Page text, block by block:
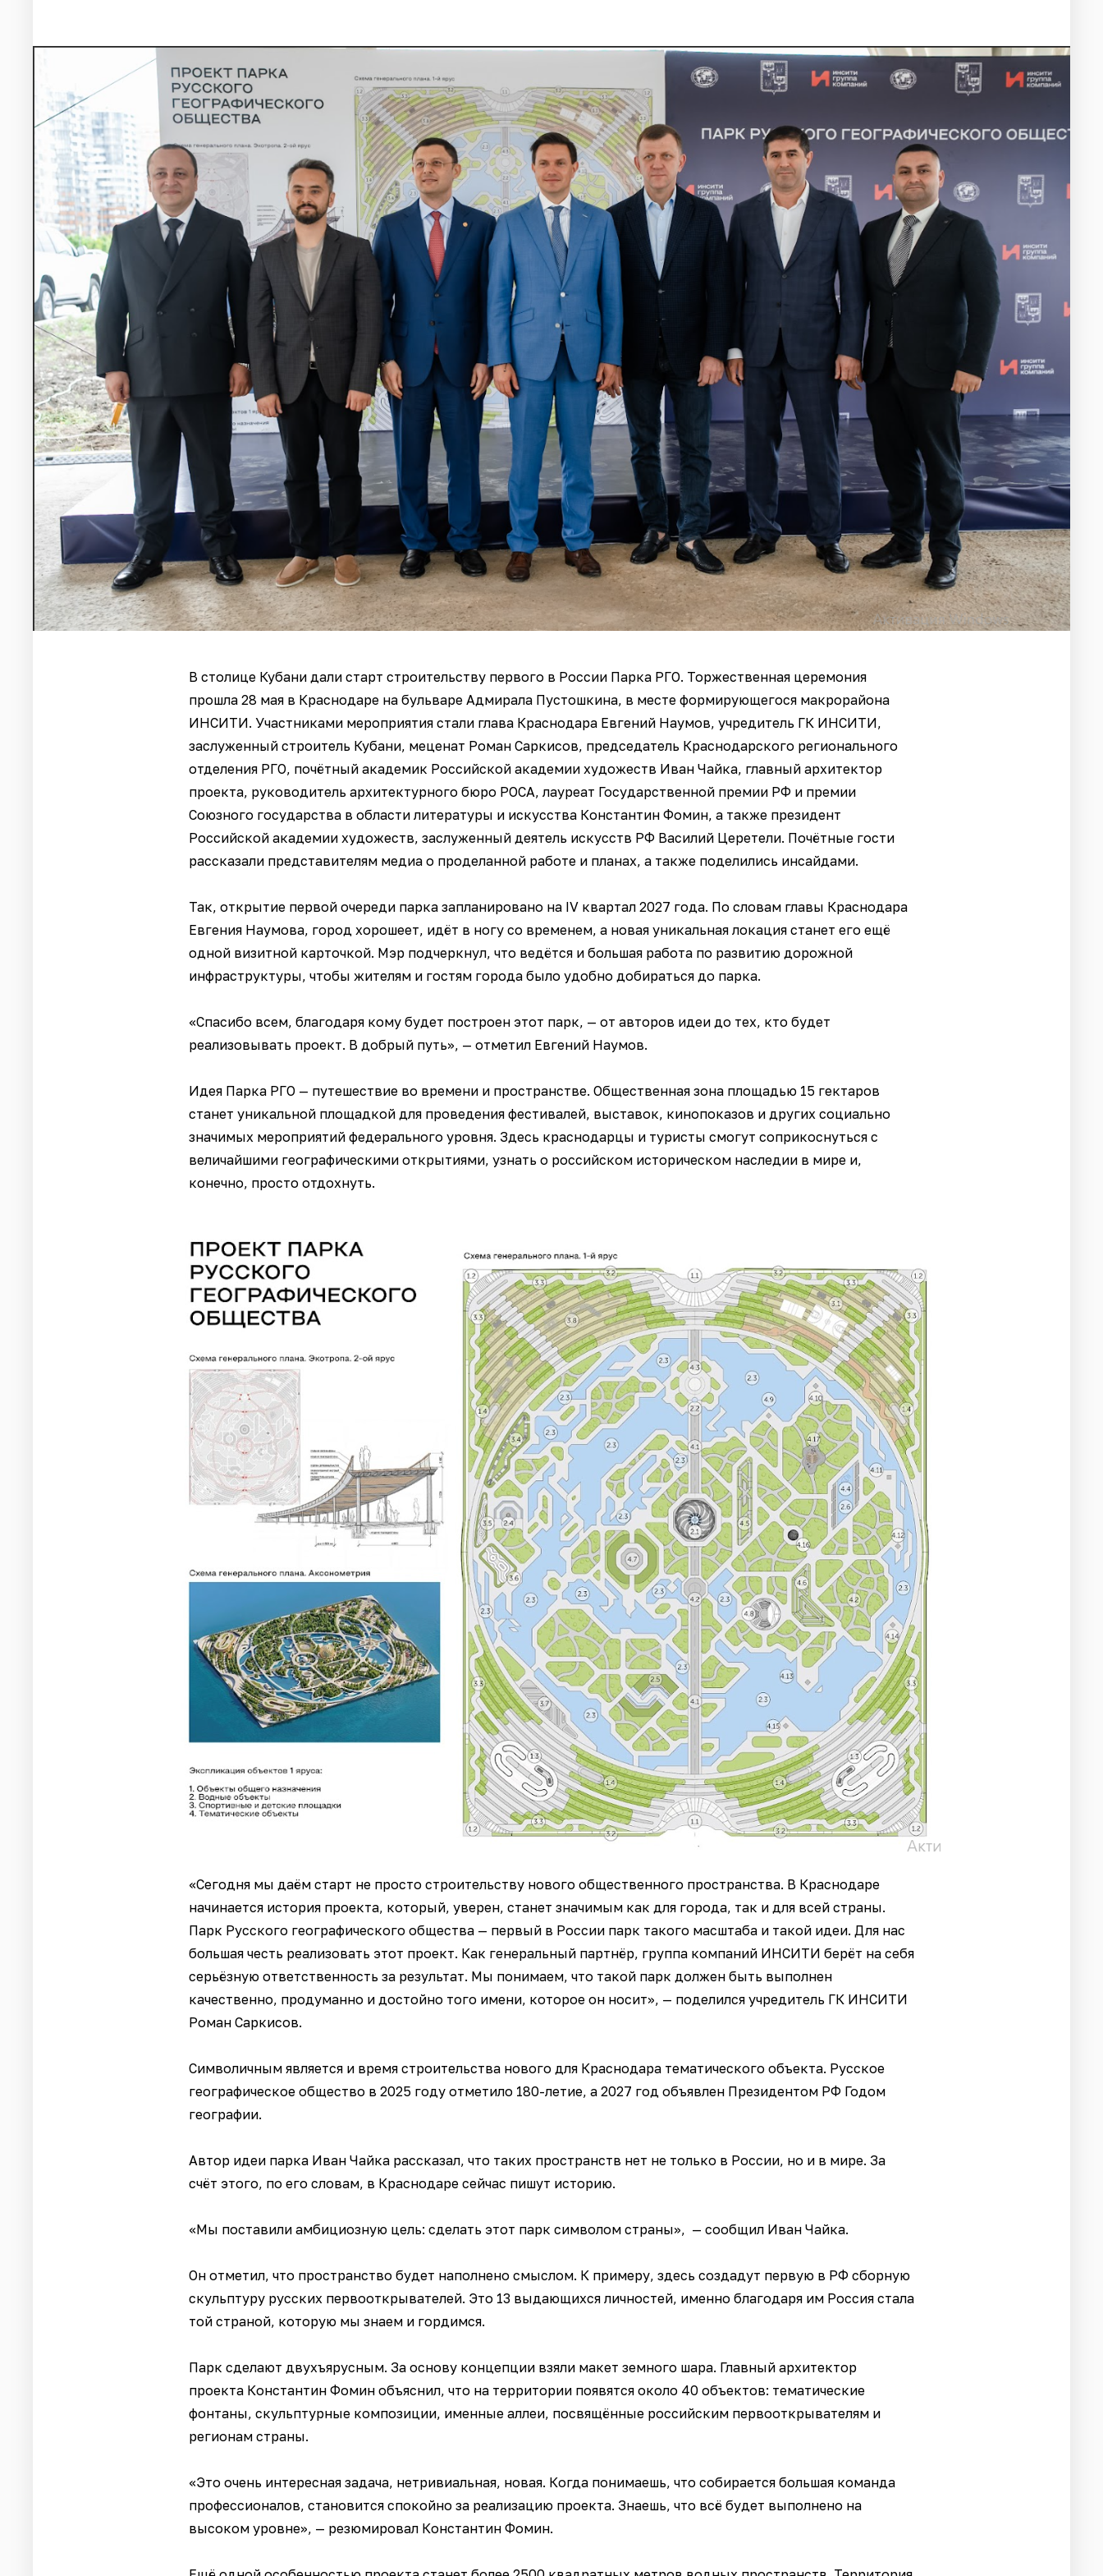
В столице Кубани дали старт строительству первого в России Парка РГО. Торжественная церемония
прошла 28 мая в Краснодаре на бульваре Адмирала Пустошкина, в месте формирующегося макрорайона
ИНСИТИ. Участниками мероприятия стали глава Краснодара Евгений Наумов, учредитель ГК ИНСИТИ,
заслуженный строитель Кубани, меценат Роман Саркисов, председатель Краснодарского регионального
отделения РГО, почётный академик Российской академии художеств Иван Чайка, главный архитектор
проекта, руководитель архитектурного бюро РОСА, лауреат Государственной премии РФ и премии
Союзного государства в области литературы и искусства Константин Фомин, а также президент
Российской академии художеств, заслуженный деятель искусств РФ Василий Церетели. Почётные гости
рассказали представителям медиа о проделанной работе и планах, а также поделились инсайдами.
Так, открытие первой очереди парка запланировано на IV квартал 2027 года. По словам главы Краснодара
Евгения Наумова, город хорошеет, идёт в ногу со временем, а новая уникальная локация станет его ещё
одной визитной карточкой. Мэр подчеркнул, что ведётся и большая работа по развитию дорожной
инфраструктуры, чтобы жителям и гостям города было удобно добираться до парка.
«Спасибо всем, благодаря кому будет построен этот парк, — от авторов идеи до тех, кто будет
реализовывать проект. В добрый путь», — отметил Евгений Наумов.
Идея Парка РГО — путешествие во времени и пространстве. Общественная зона площадью 15 гектаров
станет уникальной площадкой для проведения фестивалей, выставок, кинопоказов и других социально
значимых мероприятий федерального уровня. Здесь краснодарцы и туристы смогут соприкоснуться с
величайшими географическими открытиями, узнать о российском историческом наследии в мире и,
конечно, просто отдохнуть.
«Сегодня мы даём старт не просто строительству нового общественного пространства. В Краснодаре
начинается история проекта, который, уверен, станет значимым как для города, так и для всей страны.
Парк Русского географического общества — первый в России парк такого масштаба и такой идеи. Для нас
большая честь реализовать этот проект. Как генеральный партнёр, группа компаний ИНСИТИ берёт на себя
серьёзную ответственность за результат. Мы понимаем, что такой парк должен быть выполнен
качественно, продуманно и достойно того имени, которое он носит», — поделился учредитель ГК ИНСИТИ
Роман Саркисов.
Символичным является и время строительства нового для Краснодара тематического объекта. Русское
географическое общество в 2025 году отметило 180-летие, а 2027 год объявлен Президентом РФ Годом
географии.
Автор идеи парка Иван Чайка рассказал, что таких пространств нет не только в России, но и в мире. За
счёт этого, по его словам, в Краснодаре сейчас пишут историю.
«Мы поставили амбициозную цель: сделать этот парк символом страны», — сообщил Иван Чайка.
Он отметил, что пространство будет наполнено смыслом. К примеру, здесь создадут первую в РФ сборную
скульптуру русских первооткрывателей. Это 13 выдающихся личностей, именно благодаря им Россия стала
той страной, которую мы знаем и гордимся.
Парк сделают двухъярусным. За основу концепции взяли макет земного шара. Главный архитектор
проекта Константин Фомин объяснил, что на территории появятся около 40 объектов: тематические
фонтаны, скульптурные композиции, именные аллеи, посвящённые российским первооткрывателям и
регионам страны.
«Это очень интересная задача, нетривиальная, новая. Когда понимаешь, что собирается большая команда
профессионалов, становится спокойно за реализацию проекта. Знаешь, что всё будет выполнено на
высоком уровне», — резюмировал Константин Фомин.